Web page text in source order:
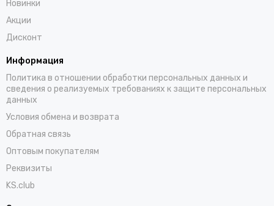
Новинки
Акции
Дисконт
Информация
Политика в отношении обработки персональных данных и
сведения о реализуемых требованиях к защите персональных
данных
Условия обмена и возврата
Обратная связь
Оптовым покупателям
Реквизиты
KS.club